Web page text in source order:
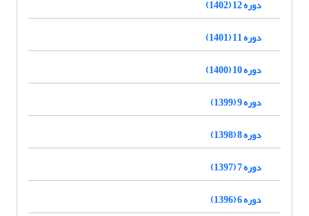
دوره 12 (1402)
دوره 11 (1401)
دوره 10 (1400)
دوره 9 (1399)
دوره 8 (1398)
دوره 7 (1397)
دوره 6 (1396)